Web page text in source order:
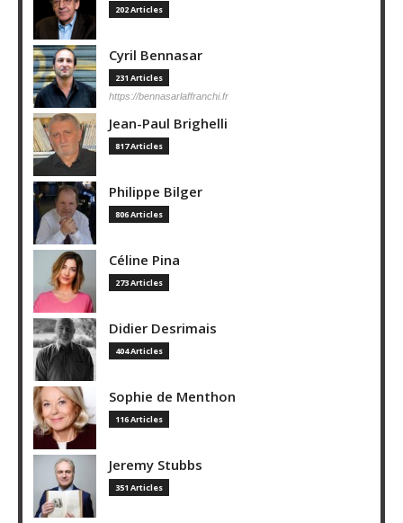
202 Articles
Cyril Bennasar
231 Articles
https://bennasarlaffranchi.fr
Jean-Paul Brighelli
817 Articles
Philippe Bilger
806 Articles
Céline Pina
273 Articles
Didier Desrimais
404 Articles
Sophie de Menthon
116 Articles
Jeremy Stubbs
351 Articles